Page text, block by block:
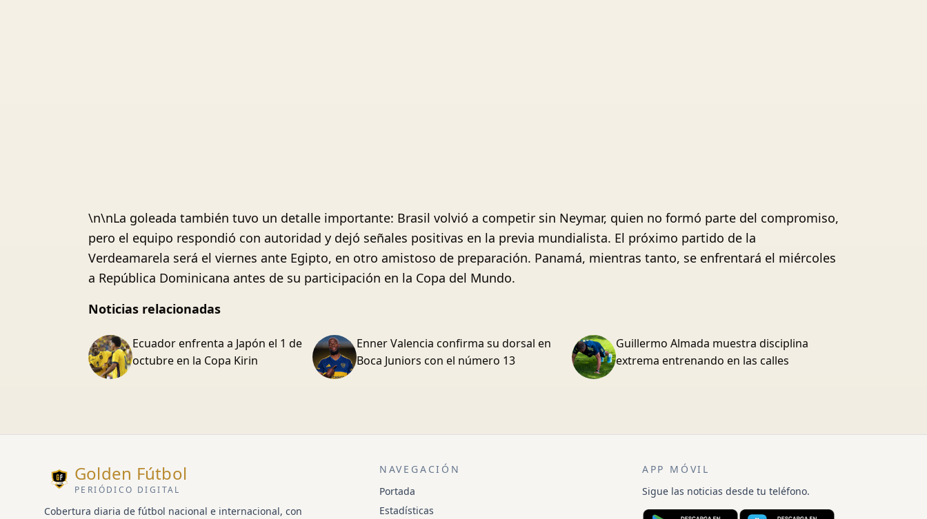
\n\nLa goleada también tuvo un detalle importante: Brasil volvió a competir sin Neymar, quien no formó parte del compromiso,
pero el equipo respondió con autoridad y dejó señales positivas en la previa mundialista. El próximo partido de la
Verdeamarela será el viernes ante Egipto, en otro amistoso de preparación. Panamá, mientras tanto, se enfrentará el miércoles
a República Dominicana antes de su participación en la Copa del Mundo.
Noticias relacionadas
Ecuador enfrenta a Japón el 1 de
octubre en la Copa Kirin
Enner Valencia confirma su dorsal en
Boca Juniors con el número 13
Guillermo Almada muestra disciplina
extrema entrenando en las calles
Golden Fútbol
PERIÓDICO DIGITAL
Cobertura diaria de fútbol nacional e internacional, con
NAVEGACIÓN
Portada
Estadísticas
APP MÓVIL
Sigue las noticias desde tu teléfono.